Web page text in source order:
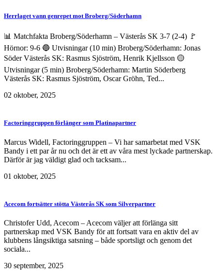
Herrlaget vann genrepet mot Broberg/Söderhamn
📊 Matchfakta Broberg/Söderhamn – Västerås SK 3-7 (2-4) 🚩
Hörnor: 9-6 🔵 Utvisningar (10 min) Broberg/Söderhamn: Jonas
Söder Västerås SK: Rasmus Sjöström, Henrik Kjellsson 🟡
Utvisningar (5 min) Broberg/Söderhamn: Martin Söderberg
Västerås SK: Rasmus Sjöström, Oscar Gröhn, Ted...
02 oktober, 2025
Factoringgruppen förlänger som Platinapartner
Marcus Widell, Factoringgruppen – Vi har samarbetat med VSK
Bandy i ett par år nu och det är ett av våra mest lyckade partnerskap.
Därför är jag väldigt glad och tacksam...
01 oktober, 2025
Acecom fortsätter stötta Västerås SK som Silverpartner
Christofer Udd, Acecom – Acecom väljer att förlänga sitt
partnerskap med VSK Bandy för att fortsatt vara en aktiv del av
klubbens långsiktiga satsning – både sportsligt och genom det
sociala...
30 september, 2025